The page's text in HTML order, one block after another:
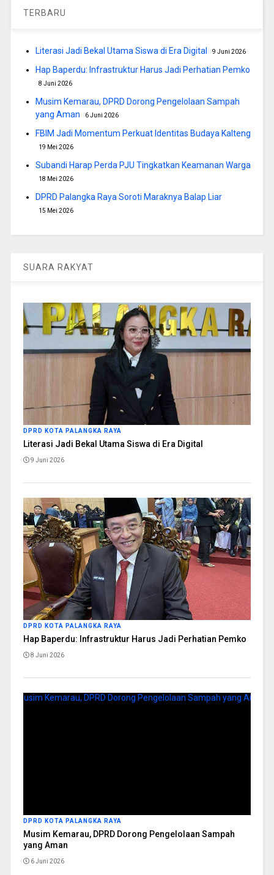
TERBARU
Literasi Jadi Bekal Utama Siswa di Era Digital 9 Juni 2026
Hap Baperdu: Infrastruktur Harus Jadi Perhatian Pemko
8 Juni 2026
Musim Kemarau, DPRD Dorong Pengelolaan Sampah
yang Aman
6 Juni 2026
FBIM Jadi Momentum Perkuat Identitas Budaya Kalteng
19 Mei 2026
Subandi Harap Perda PJU Tingkatkan Keamanan Warga
18 Mei 2026
DPRD Palangka Raya Soroti Maraknya Balap Liar
15 Mei 2026
SUARA RAKYAT
DPRD KOTA PALANGKA RAYA
Literasi Jadi Bekal Utama Siswa di Era Digital
9 Juni 2026
DPRD KOTA PALANGKA RAYA
Hap Baperdu: Infrastruktur Harus Jadi Perhatian Pemko
8 Juni 2026
DPRD KOTA PALANGKA RAYA
Musim Kemarau, DPRD Dorong Pengelolaan Sampah
yang Aman
6 Juni 2026